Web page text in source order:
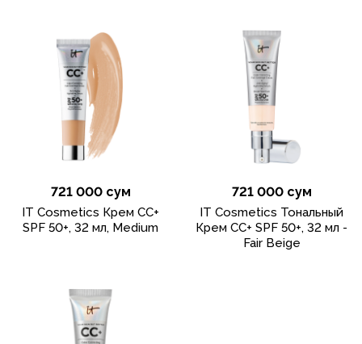
721 000 сум
IT Cosmetics Крем CC+
SPF 50+, 32 мл, Medium
721 000 сум
IT Cosmetics Тональный
Крем CC+ SPF 50+, 32 мл -
Fair Beige